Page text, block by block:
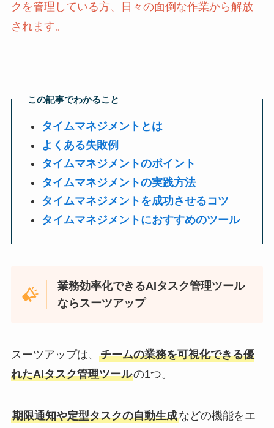
クを管理している方、日々の面倒な作業から解放
されます。
この記事でわかること
タイムマネジメントとは
よくある失敗例
タイムマネジメントのポイント
タイムマネジメントの実践方法
タイムマネジメントを成功させるコツ
タイムマネジメントにおすすめのツール
業務効率化できるAIタスク管理ツール
ならスーツアップ
スーツアップは、 チームの業務を可視化できる優
れたAIタスク管理ツールの1つ。
期限通知や定型タスクの自動生成などの機能をエ